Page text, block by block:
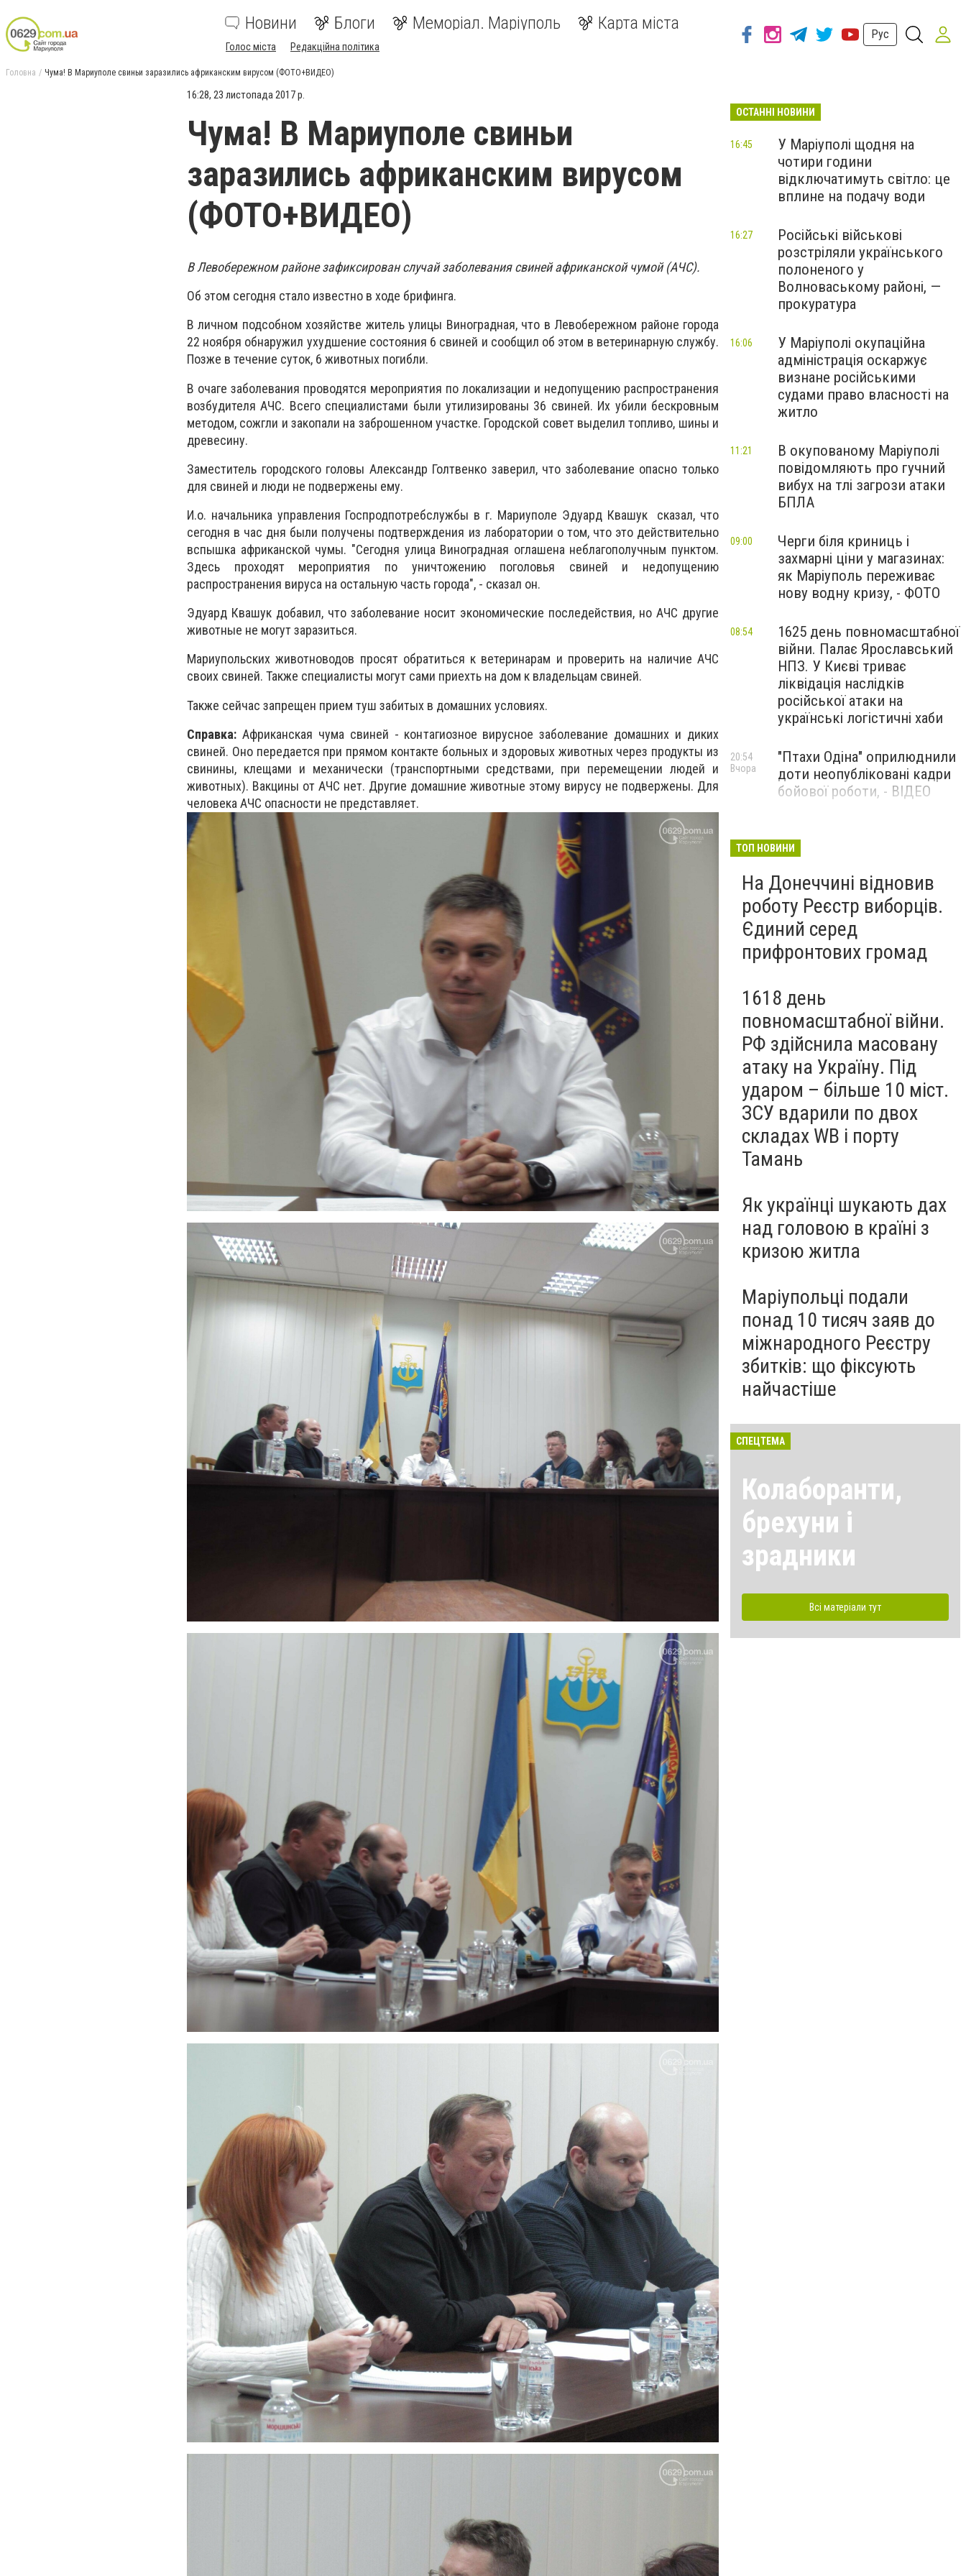
Новини Блоги Меморіал. Маріуполь Карта міста
Голос міста Редакційна політика
Рус
Головна Чума! В Мариуполе свиньи заразились африканским вирусом (ФОТО+ВИДЕО)
16:28, 23 листопада 2017 р.
Чума! В Мариуполе свиньи
заразились африканским вирусом
(ФОТО+ВИДЕО)
В Левобережном районе зафиксирован случай заболевания свиней африканской чумой (АЧС).
Об этом сегодня стало известно в ходе брифинга.
В личном подсобном хозяйстве житель улицы Виноградная, что в Левобережном районе города
22 ноября обнаружил ухудшение состояния 6 свиней и сообщил об этом в ветеринарную службу.
Позже в течение суток, 6 животных погибли.
В очаге заболевания проводятся мероприятия по локализации и недопущению распространения
возбудителя АЧС. Всего специалистами были утилизированы 36 свиней. Их убили бескровным
методом, сожгли и закопали на заброшенном участке. Городской совет выделил топливо, шины и
древесину.
Заместитель городского головы Александр Голтвенко заверил, что заболевание опасно только
для свиней и люди не подвержены ему.
И.о. начальника управления Госпродпотребслужбы в г. Мариуполе Эдуард Квашук сказал, что
сегодня в час дня были получены подтверждения из лаборатории о том, что это действительно
вспышка африканской чумы. "Сегодня улица Виноградная оглашена неблагополучным пунктом.
Здесь проходят мероприятия по уничтожению поголовья свиней и недопущению
распространения вируса на остальную часть города", - сказал он.
Эдуард Квашук добавил, что заболевание носит экономические последействия, но АЧС другие
животные не могут заразиться.
Мариупольских животноводов просят обратиться к ветеринарам и проверить на наличие АЧС
своих свиней. Также специалисты могут сами приехть на дом к владельцам свиней.
Также сейчас запрещен прием туш забитых в домашних условиях.
Справка: Африканская чума свиней - контагиозное вирусное заболевание домашних и диких
свиней. Оно передается при прямом контакте больных и здоровых животных через продукты из
свинины, клещами и механически (транспортными средствами, при перемещении людей и
животных). Вакцины от АЧС нет. Другие домашние животные этому вирусу не подвержены. Для
человека АЧС опасности не представляет.
ОСТАННІ НОВИНИ
У Маріуполі щодня на
чотири години
відключатимуть світло: це
вплине на подачу води
16:45
Російські військові
розстріляли українського
полоненого у
Волноваському районі, —
прокуратура
16:27
У Маріуполі окупаційна
адміністрація оскаржує
визнане російськими
судами право власності на
житло
16:06
В окупованому Маріуполі
повідомляють про гучний
вибух на тлі загрози атаки
БПЛА
11:21
Черги біля криниць і
захмарні ціни у магазинах:
як Маріуполь переживає
нову водну кризу, - ФОТО
09:00
1625 день повномасштабної
війни. Палає Ярославський
НПЗ. У Києві триває
ліквідація наслідків
російської атаки на
українські логістичні хаби
08:54
"Птахи Одіна" оприлюднили
доти неопубліковані кадри
бойової роботи, - ВІДЕО
20:54
Вчора
Бєдняков зіграє тата
новому українському
фільмі, - ФОТО
Вчора
ТОП НОВИНИ
На Донеччині відновив
роботу Реєстр виборців.
Єдиний серед
прифронтових громад
1618 день
повномасштабної війни.
РФ здійснила масовану
атаку на Україну. Під
ударом – більше 10 міст.
ЗСУ вдарили по двох
складах WB і порту
Тамань
Як українці шукають дах
над головою в країні з
кризою житла
Маріупольці подали
понад 10 тисяч заяв до
міжнародного Реєстру
збитків: що фіксують
найчастіше
СПЕЦТЕМА
Колаборанти,
брехуни і
зрадники
Всі матеріали тут